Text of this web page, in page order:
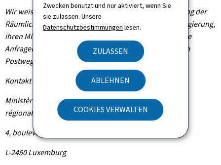
Zwecken benutzt und nur aktiviert, wenn Sie
sie zulassen. Unsere
Datenschutzbestimmungen lesen.
ZULASSEN
ABLEHNEN
COOKIES VERWALTEN
Wir weisen darauf hin, dass die kostenlose Bereitstellung der
Räumlichkeiten ausschließlich der luxemburgischen Regierung,
ihren Ministerien und Verwaltungen vorbehalten ist. Alle
Anfragen mit entsprechender Begründung sind auf dem
Postweg an den Minister für Kultur zu richten.
Kontakt
Ministère de la Culture - Service d’Animation culturelle
régionale
4, boulevard Roosevelt
L-2450 Luxemburg